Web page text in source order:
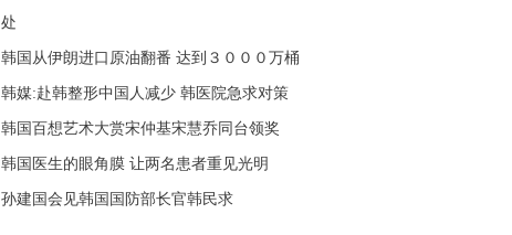
处
韩国从伊朗进口原油翻番 达到３０００万桶
韩媒:赴韩整形中国人减少 韩医院急求对策
韩国百想艺术大赏宋仲基宋慧乔同台领奖
韩国医生的眼角膜 让两名患者重见光明
孙建国会见韩国国防部长官韩民求